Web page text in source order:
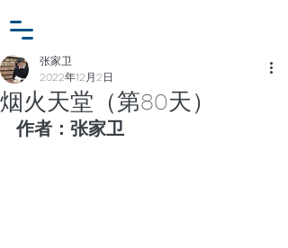
烟火天堂（第80天）
张家卫
2022年12月2日
作者：张家卫